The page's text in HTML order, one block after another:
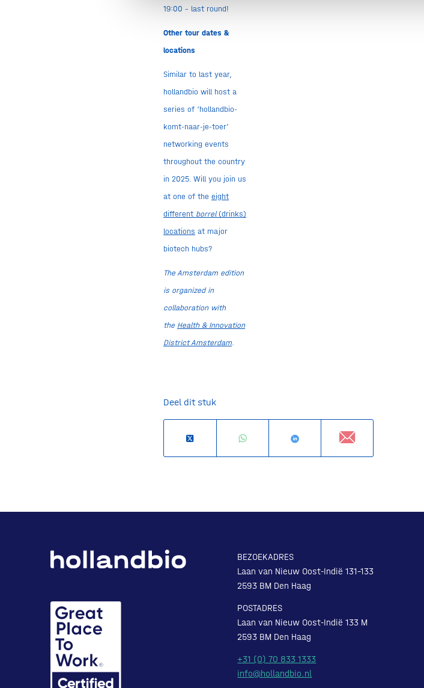
19:00 – last round!
Other tour dates &
locations
Similar to last year,
hollandbio will host a
series of ‘hollandbio-
komt-naar-je-toer’
networking events
throughout the country
in 2025. Will you join us
at one of the eight
different borrel(drinks)
locations at major
biotech hubs?
The Amsterdam edition
is organized in
collaboration with
the Health & Innovation
District Amsterdam.
Deel dit stuk
BEZOEKADRES
Laan van Nieuw Oost-Indië 131-133
2593 BM Den Haag
POSTADRES
Laan van Nieuw Oost-Indië 133 M
2593 BM Den Haag
+31 (0) 70 833 1333
info@hollandbio.nl